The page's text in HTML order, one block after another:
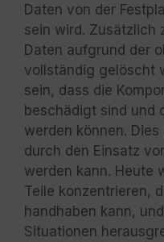
Daten von der
sein wird. Zusätzlich
Daten aufgrund der
vollständig gelöscht
sein, dass die
beschädigt sind und
werden können.
durch den Einsatz
werden kann. Heute
Teile konzentrieren,
handhaben kann,
Situationen